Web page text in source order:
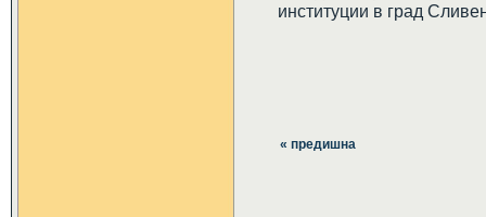
институции в град
« предишна